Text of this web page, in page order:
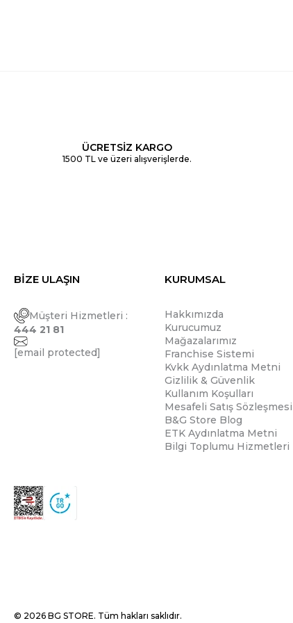
ÜCRETSİZ KARGO
1500 TL ve üzeri alışverişlerde.
BİZE ULAŞIN
Müşteri Hizmetleri :
444 21 81
[email protected]
KURUMSAL
Hakkımızda
Kurucumuz
Mağazalarımız
Franchise Sistemi
Kvkk Aydınlatma Metni
Gizlilik & Güvenlik
Kullanım Koşulları
Mesafeli Satış Sözleşmesi
B&G Store Blog
ETK Aydınlatma Metni
Bilgi Toplumu Hizmetleri
© 2026 BG STORE. Tüm hakları saklıdır.